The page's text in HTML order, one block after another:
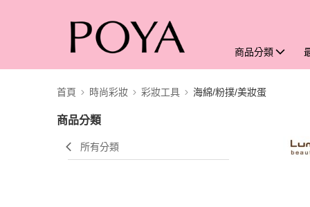
商品分類
首頁 時尚彩妝 彩妝工具 海綿/粉撲/美妝蛋
商品分類
所有分類